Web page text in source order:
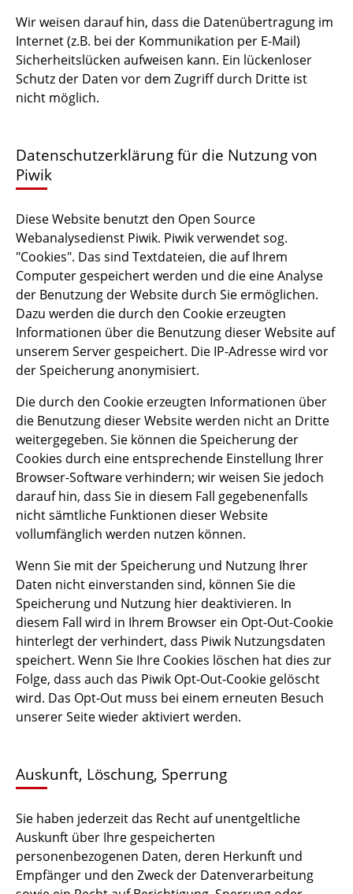
Wir weisen darauf hin, dass die Datenübertragung im
Internet (z.B. bei der Kommunikation per E-Mail)
Sicherheitslücken aufweisen kann. Ein lückenloser
Schutz der Daten vor dem Zugriff durch Dritte ist
nicht möglich.
Datenschutzerklärung für die Nutzung von
Piwik
Diese Website benutzt den Open Source
Webanalysedienst Piwik. Piwik verwendet sog.
"Cookies". Das sind Textdateien, die auf Ihrem
Computer gespeichert werden und die eine Analyse
der Benutzung der Website durch Sie ermöglichen.
Dazu werden die durch den Cookie erzeugten
Informationen über die Benutzung dieser Website auf
unserem Server gespeichert. Die IP-Adresse wird vor
der Speicherung anonymisiert.
Die durch den Cookie erzeugten Informationen über
die Benutzung dieser Website werden nicht an Dritte
weitergegeben. Sie können die Speicherung der
Cookies durch eine entsprechende Einstellung Ihrer
Browser-Software verhindern; wir weisen Sie jedoch
darauf hin, dass Sie in diesem Fall gegebenenfalls
nicht sämtliche Funktionen dieser Website
vollumfänglich werden nutzen können.
Wenn Sie mit der Speicherung und Nutzung Ihrer
Daten nicht einverstanden sind, können Sie die
Speicherung und Nutzung hier deaktivieren. In
diesem Fall wird in Ihrem Browser ein Opt-Out-Cookie
hinterlegt der verhindert, dass Piwik Nutzungsdaten
speichert. Wenn Sie Ihre Cookies löschen hat dies zur
Folge, dass auch das Piwik Opt-Out-Cookie gelöscht
wird. Das Opt-Out muss bei einem erneuten Besuch
unserer Seite wieder aktiviert werden.
Auskunft, Löschung, Sperrung
Sie haben jederzeit das Recht auf unentgeltliche
Auskunft über Ihre gespeicherten
personenbezogenen Daten, deren Herkunft und
Empfänger und den Zweck der Datenverarbeitung